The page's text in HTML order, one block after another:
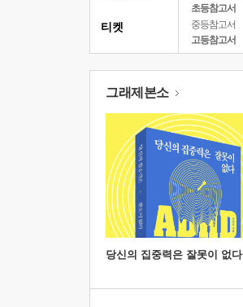
초등참고서
중등참고서
고등참고서
티켓
그래제본소
당신의 집중력은 잘못이 없다